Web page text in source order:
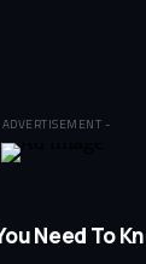
-
Need To